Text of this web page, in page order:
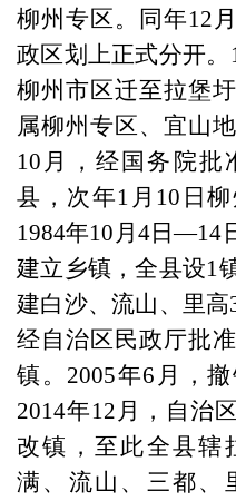
柳州专区。同年12
政区划上正式分开。
柳州市区迁至拉堡
属柳州专区、宜山
10月，经国务院批
县，次年1月10日
1984年10月4日—14
建立乡镇，全县设1
建白沙、流山、里高
经自治区民政厅批
镇。2005年6月，
2014年12月，自治
改镇，至此全县辖
满、流山、三都、